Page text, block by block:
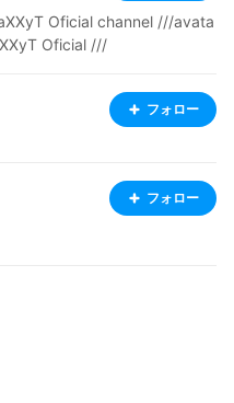
Oficial channel ///avata
Oficial ///
フォロー
フォロー